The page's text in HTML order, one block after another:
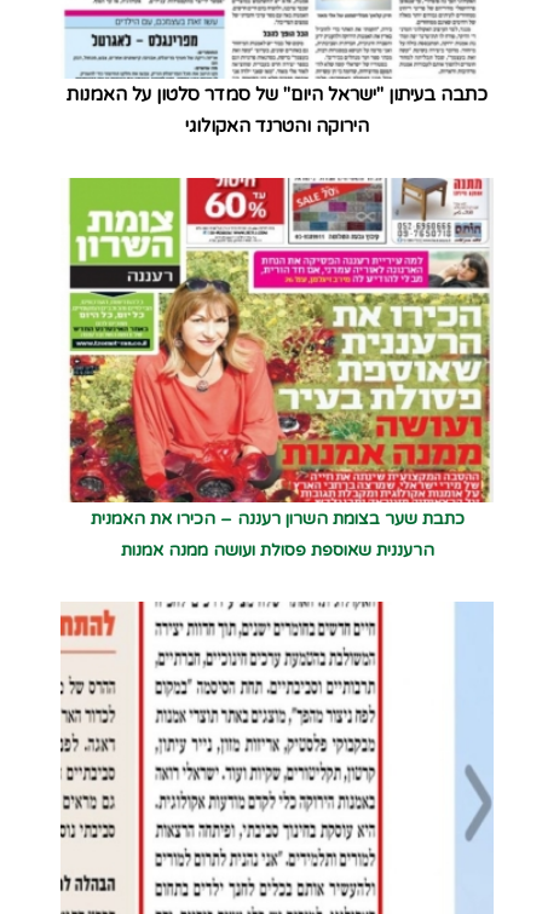
כתבה בעיתון "ישראל היום" של סמדר סלטון על האמנות
הירוקה והטרנד האקולוגי
כתבת שער בצומת השרון רעננה – הכירו את האמנית
הרעננית שאוספת פסולת ועושה ממנה אמנות